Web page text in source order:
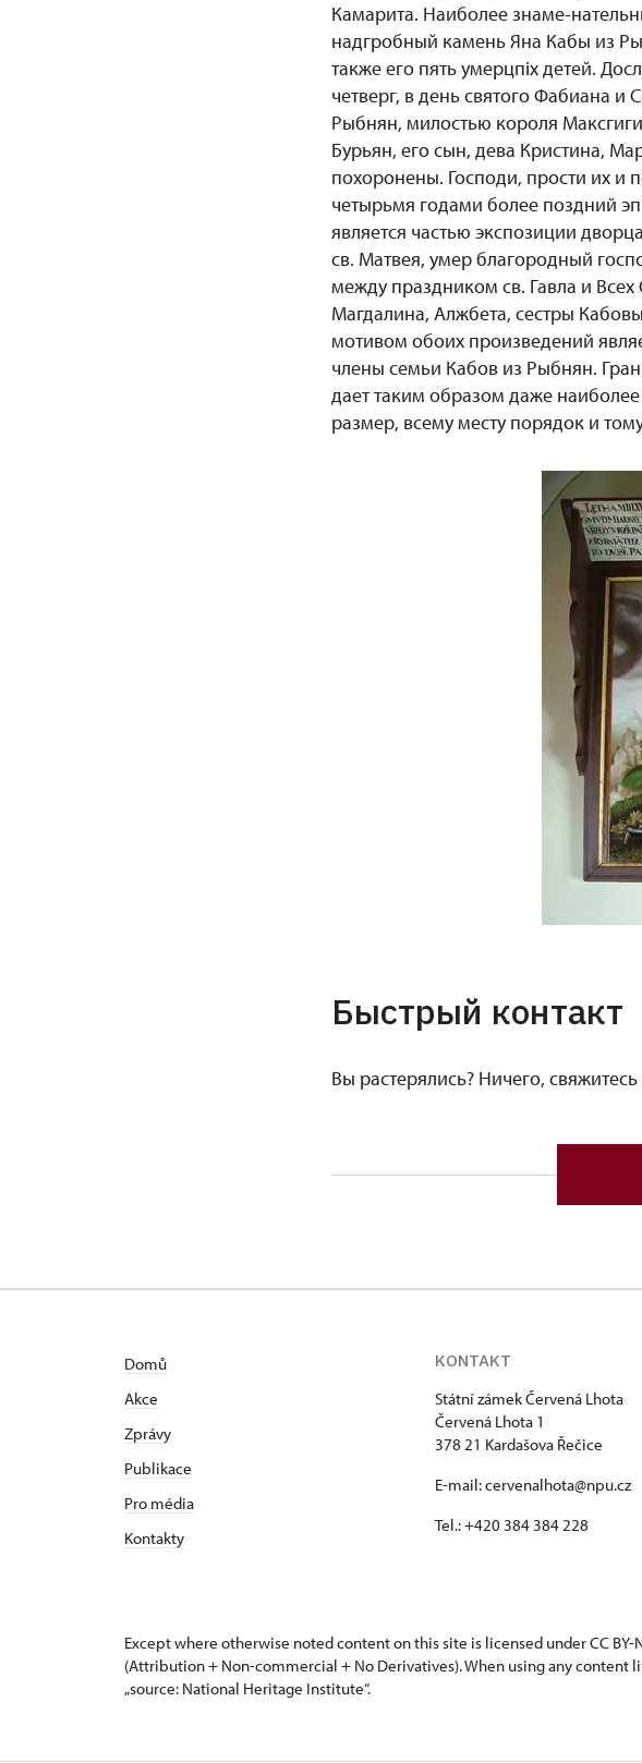
Камарита. Наиболее знаме-
надгробный камень Яна Кабы из
также его пять умерцпiх детей.
четверг, в день святого Фабиана
Рыбнян, милостью короля
Бурьян, его сын, дева Кристина,
похоронены. Господи, прости их и
четырьмя годами более поздний
является частью экспозиции
св. Матвея, умер благородный
между праздником св. Гавла и
Магдалина, Алжбета, сестры
мотивом обоих произведений
члены семьи Кабов из Рыбнян.
дает таким образом даже
размер, всему месту порядок и
Быстрый контакт
Вы растерялись? Ничего,
Domů
Akce
Zprávy
Publikace
Pro média
Kontakty
KONTAKT
Státní zámek Červená Lhota
Červená Lhota 1
378 21 Kardašova Řečice
E-mail: cervenalhota@npu.cz
Tel.: +420 384 384 228
Except where otherwise noted content on this site is licensed under CC BY-
(Attribution + Non-commercial + No Derivatives). When using any content
„source: National Heritage Institute“.